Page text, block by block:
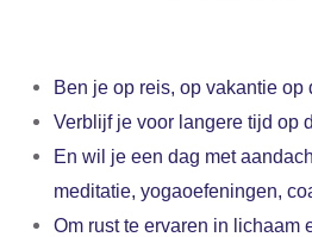
Ben je op reis, op vakantie op
Verblijf je voor langere tijd op
En wil je een dag met
meditatie, yogaoefeningen,
Om rust te ervaren in lichaam